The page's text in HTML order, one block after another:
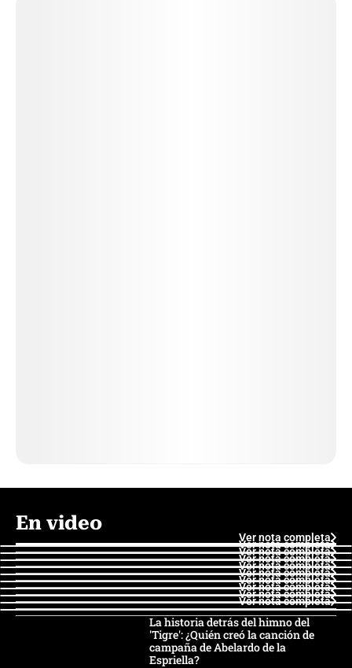
En video
Ver nota completa
Ver nota completa
Ver nota completa
Ver nota completa
Ver nota completa
Ver nota completa
Ver nota completa
Ver nota completa
Ver nota completa
Ver nota completa
La historia detrás del himno del
'Tigre': ¿Quién creó la canción de
campaña de Abelardo de la
Espriella?